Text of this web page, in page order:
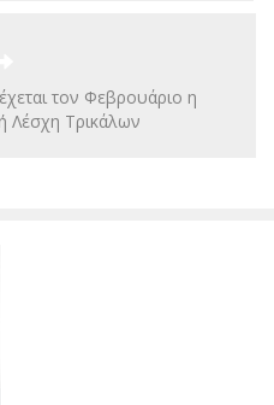
τον Φεβρουάριο η
Λέσχη Τρικάλων